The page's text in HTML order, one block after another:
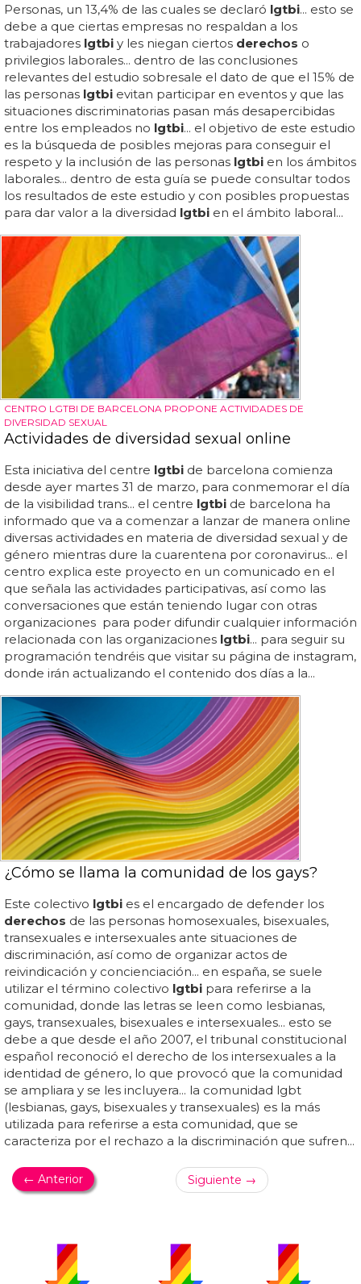
Personas, un 13,4% de las cuales se declaró lgtbi... esto se
debe a que ciertas empresas no respaldan a los
trabajadores lgtbi y les niegan ciertos derechos o
privilegios laborales... dentro de las conclusiones
relevantes del estudio sobresale el dato de que el 15% de
las personas lgtbi evitan participar en eventos y que las
situaciones discriminatorias pasan más desapercibidas
entre los empleados no lgtbi... el objetivo de este estudio
es la búsqueda de posibles mejoras para conseguir el
respeto y la inclusión de las personas lgtbi en los ámbitos
laborales... dentro de esta guía se puede consultar todos
los resultados de este estudio y con posibles propuestas
para dar valor a la diversidad lgtbi en el ámbito laboral...
CENTRO LGTBI DE BARCELONA PROPONE ACTIVIDADES DE
DIVERSIDAD SEXUAL
Actividades de diversidad sexual online
Esta iniciativa del centre lgtbi de barcelona comienza
desde ayer martes 31 de marzo, para conmemorar el día
de la visibilidad trans... el centre lgtbi de barcelona ha
informado que va a comenzar a lanzar de manera online
diversas actividades en materia de diversidad sexual y de
género mientras dure la cuarentena por coronavirus... el
centro explica este proyecto en un comunicado en el
que señala las actividades participativas, así como las
conversaciones que están teniendo lugar con otras
organizaciones para poder difundir cualquier información
relacionada con las organizaciones lgtbi... para seguir su
programación tendréis que visitar su página de instagram,
donde irán actualizando el contenido dos días a la...
¿Cómo se llama la comunidad de los gays?
Este colectivo lgtbi es el encargado de defender los
derechos de las personas homosexuales, bisexuales,
transexuales e intersexuales ante situaciones de
discriminación, así como de organizar actos de
reivindicación y concienciación... en españa, se suele
utilizar el término colectivo lgtbi para referirse a la
comunidad, donde las letras se leen como lesbianas,
gays, transexuales, bisexuales e intersexuales... esto se
debe a que desde el año 2007, el tribunal constitucional
español reconoció el derecho de los intersexuales a la
identidad de género, lo que provocó que la comunidad
se ampliara y se les incluyera... la comunidad lgbt
(lesbianas, gays, bisexuales y transexuales) es la más
utilizada para referirse a esta comunidad, que se
caracteriza por el rechazo a la discriminación que sufren...
← Anterior Siguiente →